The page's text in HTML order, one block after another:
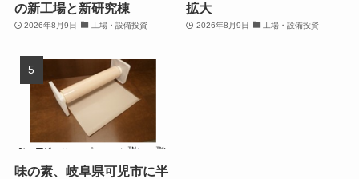
の新工場と新研究棟
2026年8月9日 工場・設備投資
拡大
2026年8月9日 工場・設備投資
味の素、岐阜県可児市に半